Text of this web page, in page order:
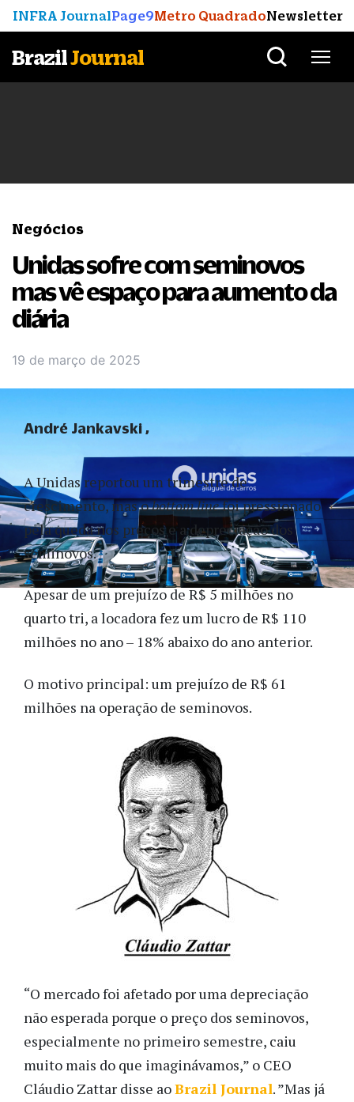
INFRA JournalPage9Metro QuadradoNewsletter
BrazilJournal
Negócios
Unidas sofre com seminovos
mas vê espaço para aumento da
diária
19 de março de 2025
A Unidas reportou um trimestre de
crescimento, mas obottom linefoi pressionado
pela queda nos preços e a depreciação dos
seminovos.
Apesar de um prejuízo de R$ 5 milhões no
quarto tri, a locadora fez um lucro de R$ 110
milhões no ano – 18% abaixo do ano anterior.
O motivo principal: um prejuízo de R$ 61
milhões na operação de seminovos.
“O mercado foi afetado por uma depreciação
não esperada porque o preço dos seminovos,
especialmente no primeiro semestre, caiu
muito mais do que imaginávamos,” o CEO
Cláudio Zattar disse aoBrazil Journal. ”Mas já
André Jankavski